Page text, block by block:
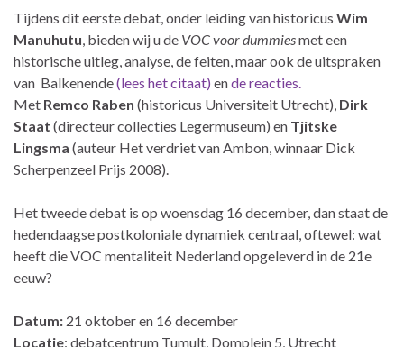
Tijdens dit eerste debat, onder leiding van historicus Wim
Manuhutu, bieden wij u de VOC voor dummiesmet een
historische uitleg, analyse, de feiten, maar ook de uitspraken
van Balkenende(lees het citaat) ende reacties.
Met Remco Raben (historicus Universiteit Utrecht), Dirk
Staat (directeur collecties Legermuseum) en Tjitske
Lingsma (auteur Het verdriet van Ambon, winnaar Dick
Scherpenzeel Prijs 2008).
Het tweede debat is op woensdag 16 december, dan staat de
hedendaagse postkoloniale dynamiek centraal, oftewel: wat
heeft die VOC mentaliteit Nederland opgeleverd in de 21e
eeuw?
Datum: 21 oktober en 16 december
Locatie: debatcentrum Tumult, Domplein 5, Utrecht